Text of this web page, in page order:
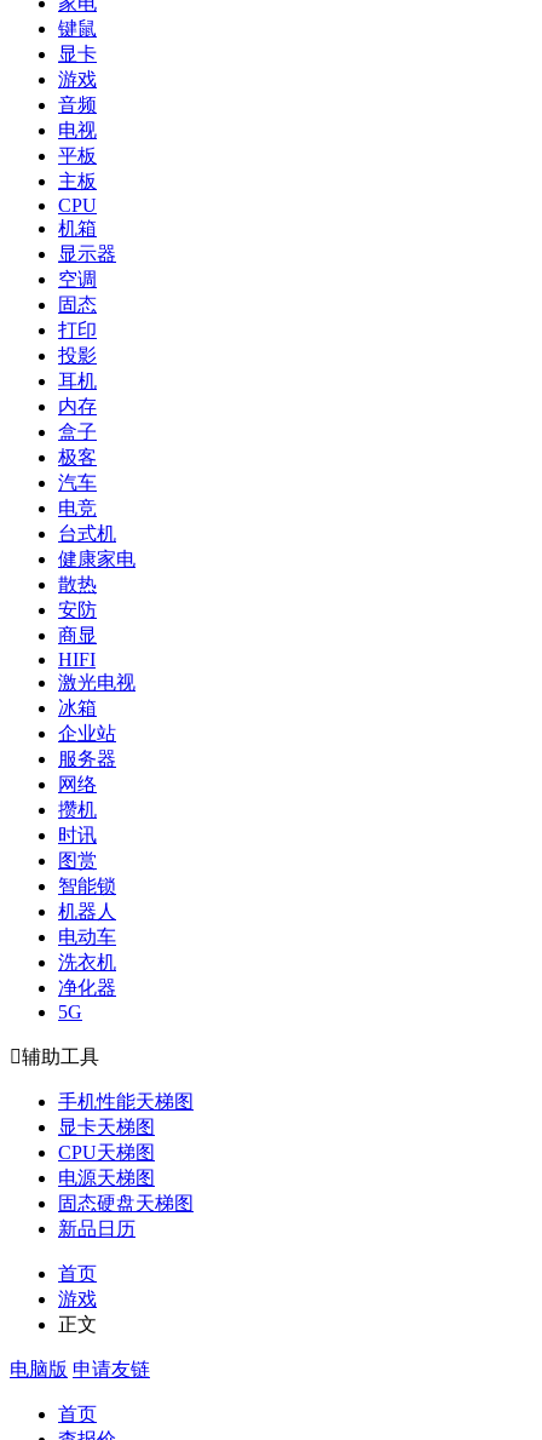
键鼠
显卡
游戏
音频
电视
平板
主板
CPU
机箱
显示器
空调
固态
打印
投影
耳机
内存
盒子
极客
汽车
电竞
台式机
健康家电
散热
安防
商显
HIFI
激光电视
冰箱
企业站
服务器
网络
攒机
时讯
图赏
智能锁
机器人
电动车
洗衣机
净化器
5G
辅助工具
手机性能天梯图
显卡天梯图
CPU天梯图
电源天梯图
固态硬盘天梯图
新品日历
首页
游戏
正文
电脑版 申请友链
首页